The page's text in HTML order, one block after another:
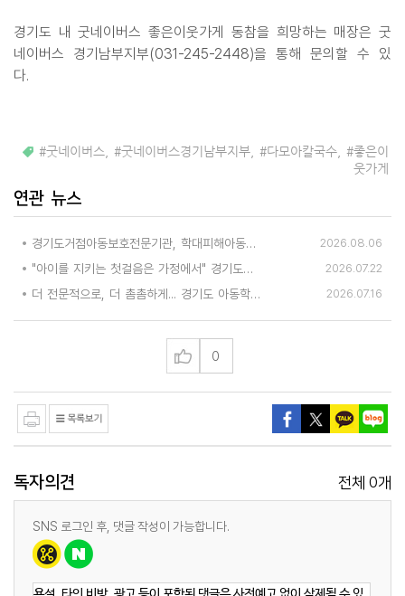
경기도 내 굿네이버스 좋은이웃가게 동참을 희망하는 매장은 굿
네이버스 경기남부지부(031-245-2448)을 통해 문의할 수 있
다.
#굿네이버스 #굿네이버스경기남부지부 #다모아칼국수
#좋은이
웃가게
연관 뉴스
경기도거점아동보호전문기관, 학대피해아동가정 회복 및 재학대 예방 나선다 2026.08.06
"아이를 지키는 첫걸음은 가정에서" 경기도거점아동보호전문기관, 아동학대 예방교육 2026.07.22
더 전문적으로, 더 촘촘하게... 경기도 아동학대 대응인력 역량 키웠다 2026.07.16
0
독자의견 전체 0개
SNS 로그인 후, 댓글 작성이 가능합니다.